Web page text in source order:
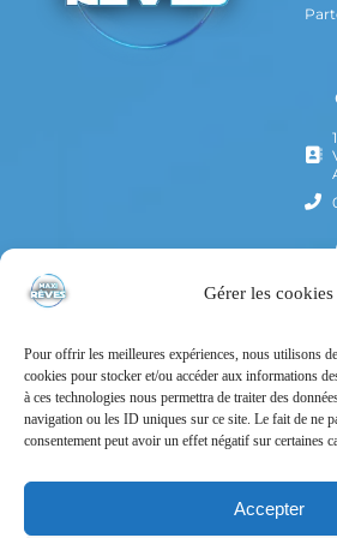
Gérer les cookies
Pour offrir les meilleures expériences, nous utilisons
cookies pour stocker et/ou accéder aux informations
à ces technologies nous permettra de traiter des
navigation ou les ID uniques sur ce site. Le fait de ne
consentement peut avoir un effet négatif sur certaines
Accepter